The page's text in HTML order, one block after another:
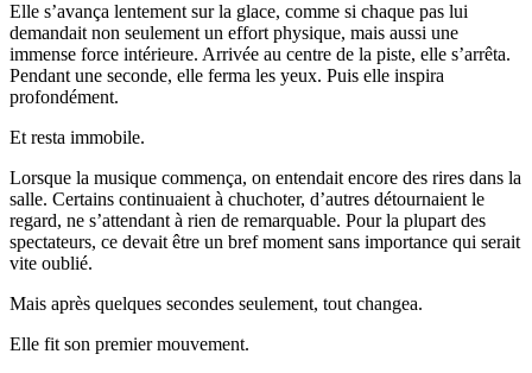
Elle s’avança lentement sur la glace, comme si chaque pas lui
demandait non seulement un effort physique, mais aussi une
immense force intérieure. Arrivée au centre de la piste, elle s’arrêta.
Pendant une seconde, elle ferma les yeux. Puis elle inspira
profondément.
Et resta immobile.
Lorsque la musique commença, on entendait encore des rires dans la
salle. Certains continuaient à chuchoter, d’autres détournaient le
regard, ne s’attendant à rien de remarquable. Pour la plupart des
spectateurs, ce devait être un bref moment sans importance qui serait
vite oublié.
Mais après quelques secondes seulement, tout changea.
Elle fit son premier mouvement.